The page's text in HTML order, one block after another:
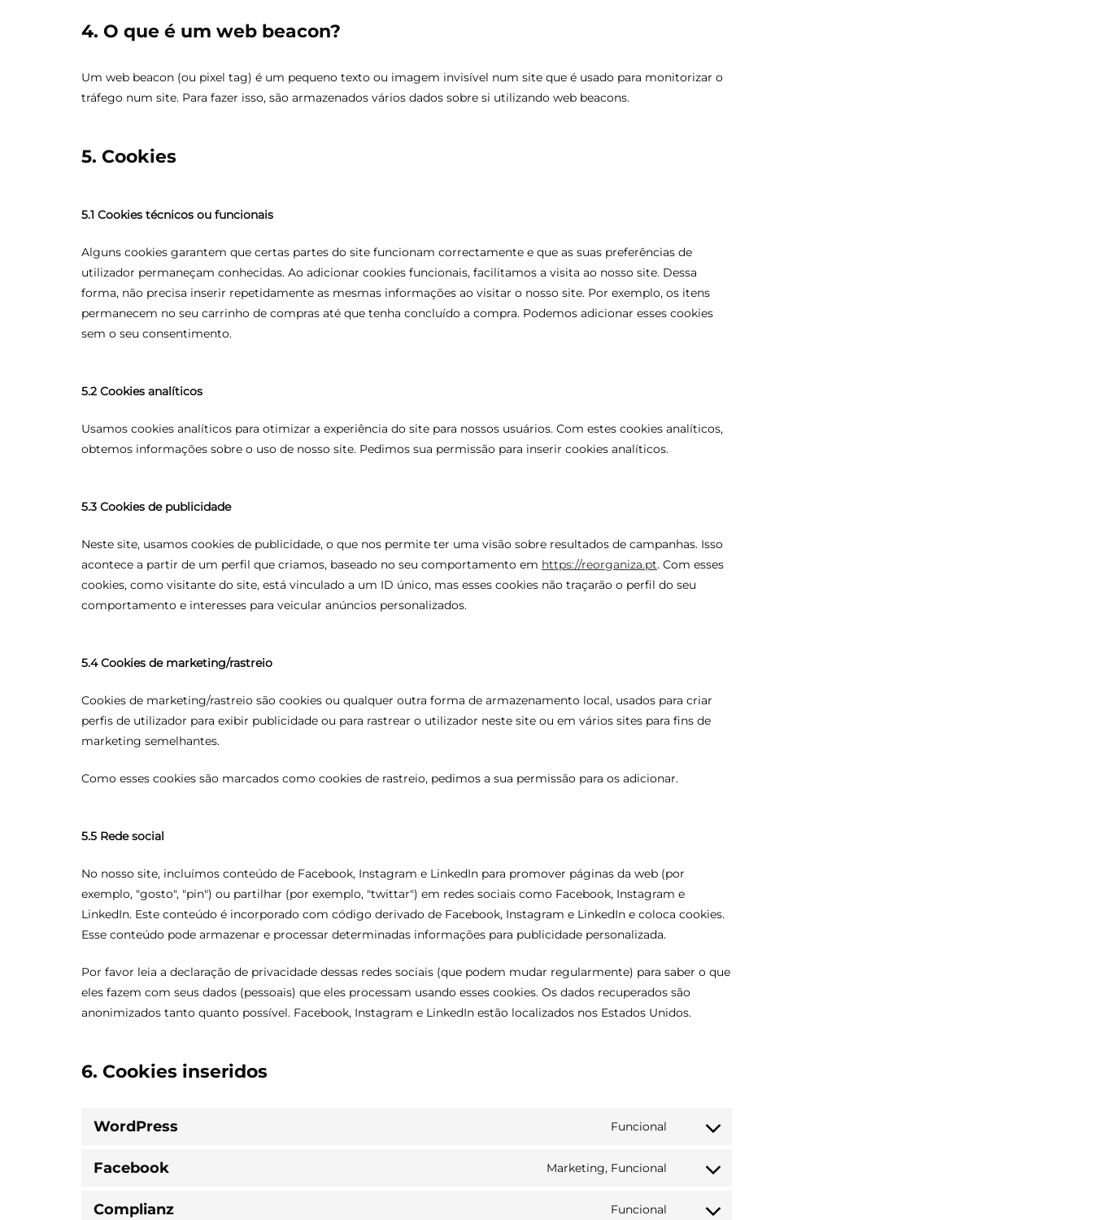
4. O que é um web beacon?
Um web beacon (ou pixel tag) é um pequeno texto ou imagem invisível num site que é usado para monitorizar o
tráfego num site. Para fazer isso, são armazenados vários dados sobre si utilizando web beacons.
5. Cookies
5.1 Cookies técnicos ou funcionais
Alguns cookies garantem que certas partes do site funcionam correctamente e que as suas preferências de
utilizador permaneçam conhecidas. Ao adicionar cookies funcionais, facilitamos a visita ao nosso site. Dessa
forma, não precisa inserir repetidamente as mesmas informações ao visitar o nosso site. Por exemplo, os itens
permanecem no seu carrinho de compras até que tenha concluído a compra. Podemos adicionar esses cookies
sem o seu consentimento.
5.2 Cookies analíticos
Usamos cookies analíticos para otimizar a experiência do site para nossos usuários. Com estes cookies analíticos,
obtemos informações sobre o uso de nosso site. Pedimos sua permissão para inserir cookies analíticos.
5.3 Cookies de publicidade
Neste site, usamos cookies de publicidade, o que nos permite ter uma visão sobre resultados de campanhas. Isso
acontece a partir de um perfil que criamos, baseado no seu comportamento em https://reorganiza.pt. Com esses
cookies, como visitante do site, está vinculado a um ID único, mas esses cookies não traçarão o perfil do seu
comportamento e interesses para veicular anúncios personalizados.
5.4 Cookies de marketing/rastreio
Cookies de marketing/rastreio são cookies ou qualquer outra forma de armazenamento local, usados para criar
perfis de utilizador para exibir publicidade ou para rastrear o utilizador neste site ou em vários sites para fins de
marketing semelhantes.
Como esses cookies são marcados como cookies de rastreio, pedimos a sua permissão para os adicionar.
5.5 Rede social
No nosso site, incluímos conteúdo de Facebook, Instagram e LinkedIn para promover páginas da web (por
exemplo, "gosto", "pin") ou partilhar (por exemplo, "twittar") em redes sociais como Facebook, Instagram e
LinkedIn. Este conteúdo é incorporado com código derivado de Facebook, Instagram e LinkedIn e coloca cookies.
Esse conteúdo pode armazenar e processar determinadas informações para publicidade personalizada.
Por favor leia a declaração de privacidade dessas redes sociais (que podem mudar regularmente) para saber o que
eles fazem com seus dados (pessoais) que eles processam usando esses cookies. Os dados recuperados são
anonimizados tanto quanto possível. Facebook, Instagram e LinkedIn estão localizados nos Estados Unidos.
6. Cookies inseridos
WordPress Funcional
Consent
service
Facebook Marketing, Funcional
Consent
Complianz Funcional